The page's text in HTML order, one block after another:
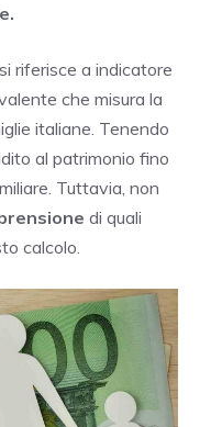
riferisce a indicatore
che misura la
italiane. Tenendo
al patrimonio fino
Tuttavia, non
di quali
calcolo.